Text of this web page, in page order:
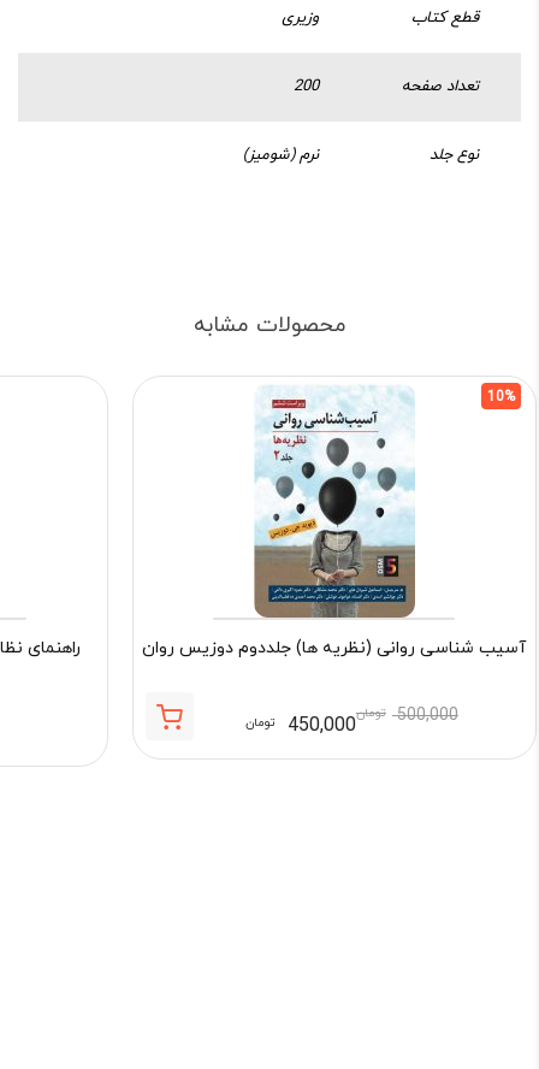
قطع کتاب وزیری
تعداد صفحه 200
نوع جلد نرم (شومیز)
محصولات مشابه
10%
آسیب شناسی روانی (نظریه ها) جلددوم دوزیس روان
500,000 تومان450,000 تومان
راهنمای